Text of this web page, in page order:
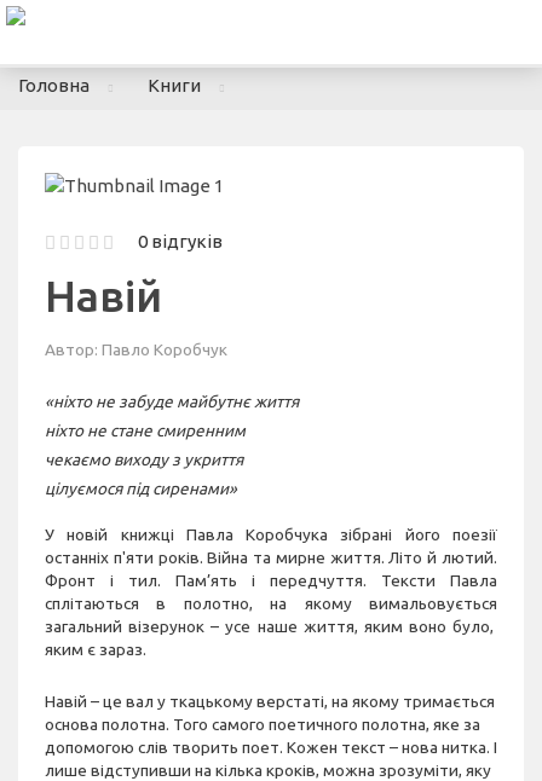
Головна
Книги
0 відгуків
Навій
Автор: Павло Коробчук
«ніхто не забуде майбутнє життя
ніхто не стане смиренним
чекаємо виходу з укриття
цілуємося під сиренами»
У новій книжці Павла Коробчука зібрані його поезії
останніх п'яти років. Війна та мирне життя. Літо й лютий.
Фронт і тил. Пам’ять і передчуття. Тексти Павла
сплітаються в полотно, на якому вимальовується
загальний візерунок – усе наше життя, яким воно було,
яким є зараз.
Навій – це вал у ткацькому верстаті, на якому тримається
основа полотна. Того самого поетичного полотна, яке за
допомогою слів творить поет. Кожен текст – нова нитка. І
лише відступивши на кілька кроків, можна зрозуміти, яку